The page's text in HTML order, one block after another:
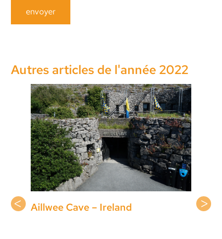
envoyer
Autres articles de l'année 2022
Aillwee Cave – Ireland